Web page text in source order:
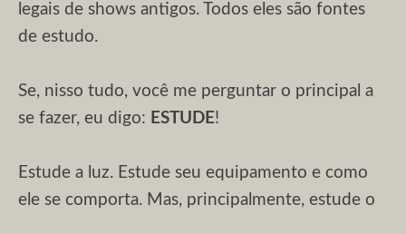
legais de shows antigos. Todos eles são fontes
de estudo.
Se, nisso tudo, você me perguntar o principal a
se fazer, eu digo: ESTUDE!
Estude a luz. Estude seu equipamento e como
ele se comporta. Mas, principalmente, estude o